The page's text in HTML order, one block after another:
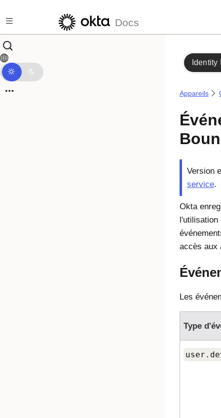
Docs
Identity
Appareils
Version
service.
Okta
l'utilisation
accès aux
Les
Type